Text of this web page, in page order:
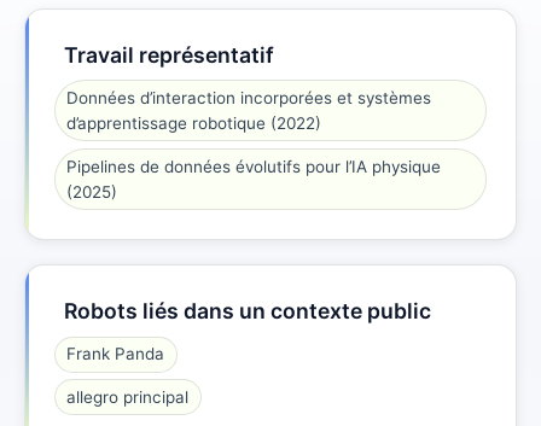
Travail représentatif
Données d’interaction incorporées et systèmes
d’apprentissage robotique (2022)
Pipelines de données évolutifs pour l’IA physique
(2025)
Robots liés dans un contexte public
Frank Panda
allegro principal